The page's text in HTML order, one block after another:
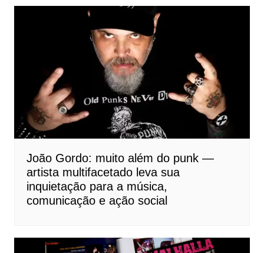
João Gordo: muito além do punk —
artista multifacetado leva sua
inquietação para a música,
comunicação e ação social